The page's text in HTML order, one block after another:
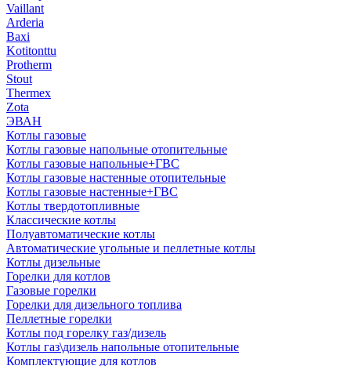
Vaillant
Arderia
Baxi
Kotitonttu
Protherm
Stout
Thermex
Zota
ЭВАН
Котлы газовые
Котлы газовые напольные отопительные
Котлы газовые напольные+ГВС
Котлы газовые настенные отопительные
Котлы газовые настенные+ГВС
Котлы твердотопливные
Классические котлы
Полуавтоматические котлы
Автоматические угольные и пеллетные котлы
Котлы дизельные
Горелки для котлов
Газовые горелки
Горелки для дизельного топлива
Пеллетные горелки
Котлы под горелку газ/дизель
Котлы газ\дизель напольные отопительные
Комплектующие для котлов